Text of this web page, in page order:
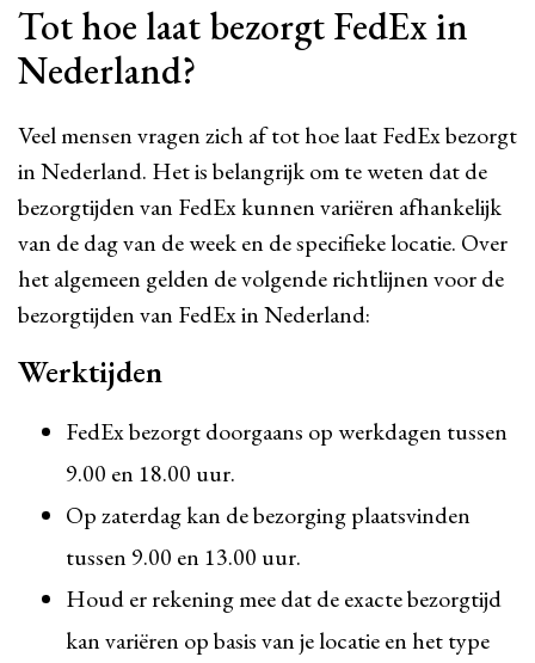
Tot hoe laat bezorgt FedEx in
Nederland?
Veel mensen vragen zich af tot hoe laat FedEx bezorgt
in Nederland. Het is belangrijk om te weten dat de
bezorgtijden van FedEx kunnen variëren afhankelijk
van de dag van de week en de specifieke locatie. Over
het algemeen gelden de volgende richtlijnen voor de
bezorgtijden van FedEx in Nederland:
Werktijden
FedEx bezorgt doorgaans op werkdagen tussen
9.00 en 18.00 uur.
Op zaterdag kan de bezorging plaatsvinden
tussen 9.00 en 13.00 uur.
Houd er rekening mee dat de exacte bezorgtijd
kan variëren op basis van je locatie en het type